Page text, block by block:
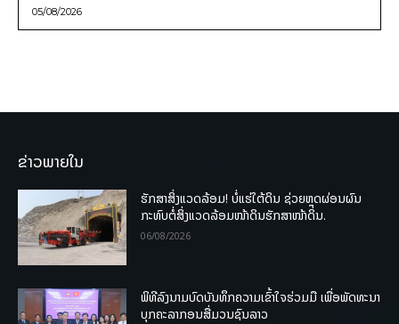
05/08/2026
ຂ່າວພາຍໃນ
ຮັກສາສິ່ງແວດລ້ອມ! ບໍ່ແຮ່ໃຕ້ດິນ ຊ່ວຍຫຼຸດຜ່ອນຜົນ
ກະທົບຕໍ່ສິ່ງແວດລ້ອມໜ້າດິນຮັກສາໜ້າດິນ.
06/08/2026
ພິທີລົງນາມບົດບັນທຶກຄວາມເຂົ້າໃຈຮ່ວມມື ເພື່ອພັດທະນາ
ບຸກຄະລາກອນສື່ມວນຊົນລາວ